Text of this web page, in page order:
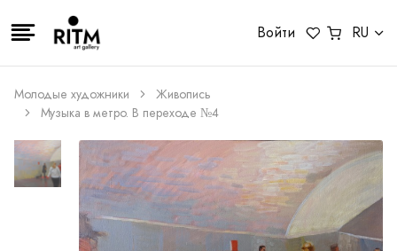
Войти RU
Молодые художники
Живопись
Музыка в метро. В переходе №4